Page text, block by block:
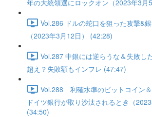
年の大統領選にロックオン（2023年3月
Vol.286 ドルの蛇口を狙った攻撃&
（2023年3月12日） (42:28)
Vol.287 中銀には逆らうな＆失敗し
超え？失敗額もインフレ (47:47)
Vol.288 利確水準のビットコイン
ドイツ銀行が取り沙汰されるとき（2023
(34:50)